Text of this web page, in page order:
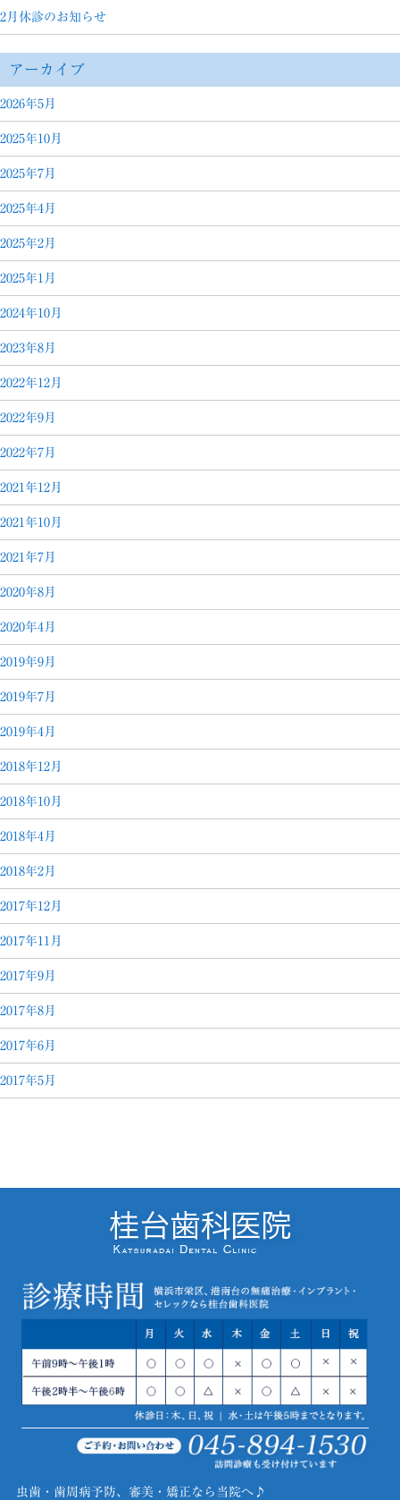
2月休診のお知らせ
アーカイブ
2026年5月
2025年10月
2025年7月
2025年4月
2025年2月
2025年1月
2024年10月
2023年8月
2022年12月
2022年9月
2022年7月
2021年12月
2021年10月
2021年7月
2020年8月
2020年4月
2019年9月
2019年7月
2019年4月
2018年12月
2018年10月
2018年4月
2018年2月
2017年12月
2017年11月
2017年9月
2017年8月
2017年6月
2017年5月
虫歯・歯周病予防、審美・矯正なら当院へ♪